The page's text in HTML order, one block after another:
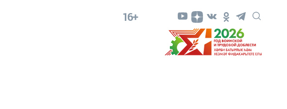
16+